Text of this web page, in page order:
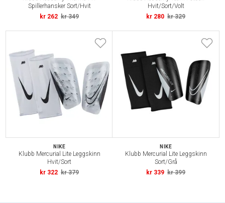
Spillerhansker Sort/Hvit
kr 262 kr 349
Hvit/Sort/Volt
kr 280 kr 329
NIKE
Klubb Mercurial Lite Leggskinn
Hvit/Sort
kr 322 kr 379
NIKE
Klubb Mercurial Lite Leggskinn
Sort/Grå
kr 339 kr 399